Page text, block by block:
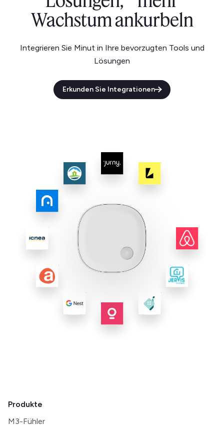
Wachstum ankurbeln
Integrieren Sie Minut in Ihre bevorzugten Tools und
Lösungen
Erkunden Sie Integrationen
Produkte
M3-Fühler